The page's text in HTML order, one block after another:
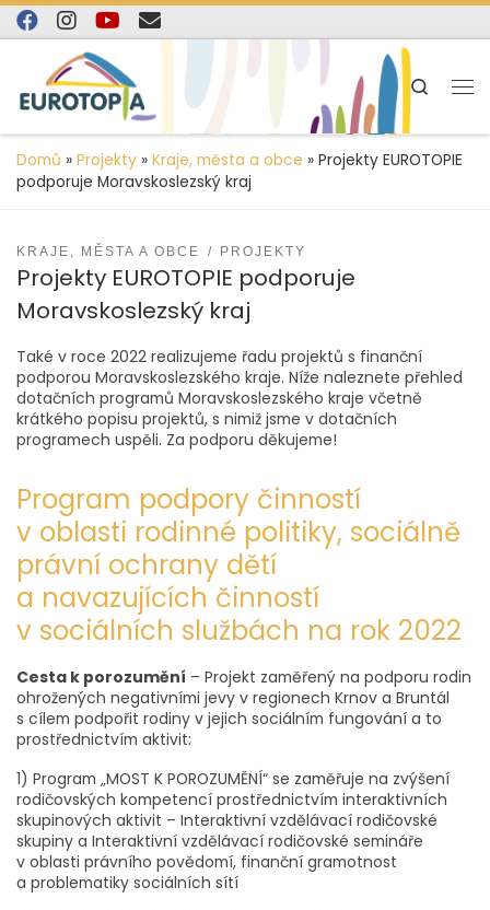
content
Skip to content
Search
Domů » Projekty » Kraje, města a obce » Projekty EUROTOPIE
podporuje Moravskoslezský kraj
KRAJE, MĚSTA A OBCE PROJEKTY
Projekty EUROTOPIE podporuje
Moravskoslezský kraj
Také v roce 2022 realizujeme řadu projektů s finanční
podporou Moravskoslezského kraje. Níže naleznete přehled
dotačních programů Moravskoslezského kraje včetně
krátkého popisu projektů, s nimiž jsme v dotačních
programech uspěli. Za podporu děkujeme!
Program podpory činností
v oblasti rodinné politiky, sociálně
právní ochrany dětí
a navazujících činností
v sociálních službách na rok 2022
Cesta k porozumění – Projekt zaměřený na podporu rodin
ohrožených negativními jevy v regionech Krnov a Bruntál
s cílem podpořit rodiny v jejich sociálním fungování a to
prostřednictvím aktivit:
1) Program „MOST K POROZUMĚNÍ“ se zaměřuje na zvýšení
rodičovských kompetencí prostřednictvím interaktivních
skupinových aktivit – Interaktivní vzdělávací rodičovské
skupiny a Interaktivní vzdělávací rodičovské semináře
v oblasti právního povědomí, finanční gramotnost
a problematiky sociálních sítí